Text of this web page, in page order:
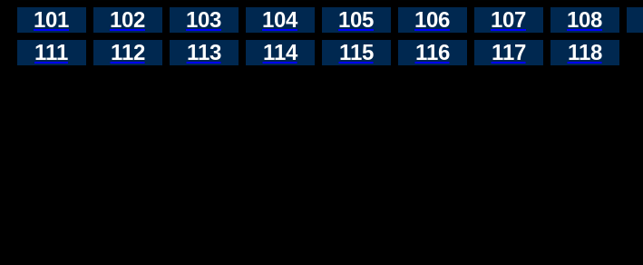
101
102 103 104 105 106 107 108
111
112 113 114 115 116 117 118